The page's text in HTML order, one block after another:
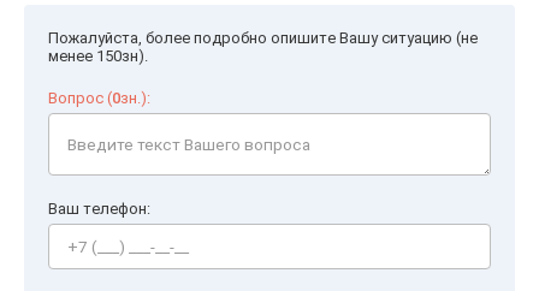
Пожалуйста, более подробно опишите Вашу ситуацию (не
менее 150зн).
Вопрос (0зн.):
Ваш телефон: